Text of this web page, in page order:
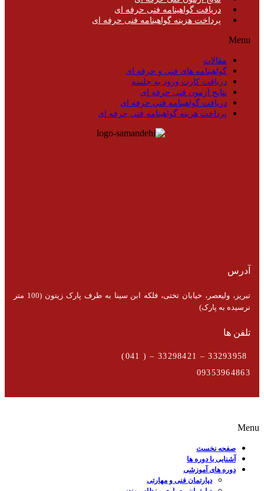
دریافت گواهینامه فنی حرفه ای
پرداخت هزینه گواهینامه فنی حرفه ای
Menu
مقالات
گواهینامه های فنی و حرفه ای
دریافت کارت ورود به جلسه
نتایج آزمون فنی حرفه ای
دریافت گواهینامه فنی حرفه ای
پرداخت هزینه گواهینامه فنی حرفه ای
آدرس
تبریز، ولیعصر، خیابان تختی، فلکه ابن سینا به طرف پارک زیتون (100 متر
نرسیده به پارک)
تلفن ها
09353964863
Menu
صفحه نخست
آشنایی با دوره ها
دوره های آموزشی
دپارتمان فنی و مهارتی